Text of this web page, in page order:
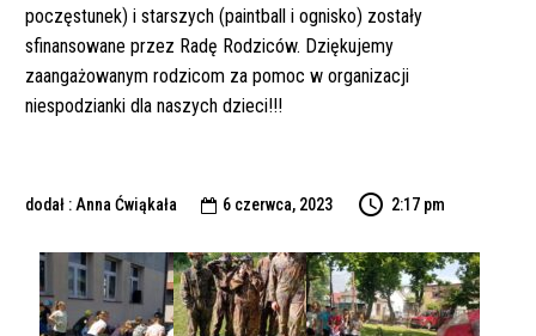
poczęstunek) i starszych (paintball i ognisko) zostały
sfinansowane przez Radę Rodziców. Dziękujemy
zaangażowanym rodzicom za pomoc w organizacji
niespodzianki dla naszych dzieci!!!
dodał : Anna Ćwiąkała  6 czerwca, 2023 2:17 pm